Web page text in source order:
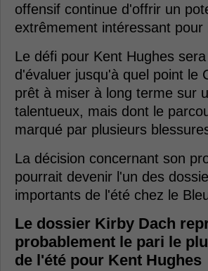
offensif continue d'offrir un
extrêmement intéressant pour
Le défi pour Kent Hughes
d'évaluer jusqu'à quel point le
prêt à miser à long terme sur
talentueux, mais dont le
marqué par plusieurs
La décision concernant son
pourrait devenir l'un des
importants de l'été chez le
Le dossier Kirby Dach
probablement le pari le
de l'été pour Kent Hughes